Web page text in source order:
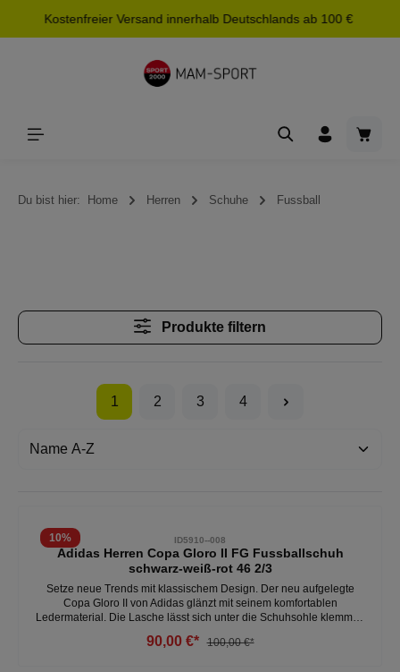
springen
Kostenfreier Versand innerhalb Deutschlands ab 100 €
Du bist hier: Home Herren Schuhe Fussball
Produkte filtern
1 2 3 4
10% ID5910--008
Adidas Herren Copa Gloro II FG Fussballschuh
schwarz-weiß-rot 46 2/3
Setze neue Trends mit klassischem Design. Der neu aufgelegte
Copa Gloro II von Adidas glänzt mit seinem komfortablen
Ledermaterial. Die Lasche lässt sich unter die Schuhsohle klemmen
90,00 €* 100,00 €*